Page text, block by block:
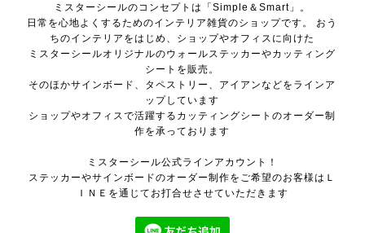
ミスターシールのコンセプトは「Simple＆Smart」。
日常を心地よくするためのインテリア雑貨のショップです。 おう
ちのインテリアをはじめ、ショップやオフィスに向けた
ミスターシールオリジナルのウォールステッカーやカッティング
シートを販売。
そのほかサインボード、タペストリー、アイアンなどをラインア
ップしています
ショップやオフィスで活躍するカッティングシートのオーダー制
作を承っております
ミスターシール公式ラインアカウント！
ステッカーやサインボードのオーダー制作をご希望のお客様はＬ
ＩＮＥを通じてお打合せさせていただきます